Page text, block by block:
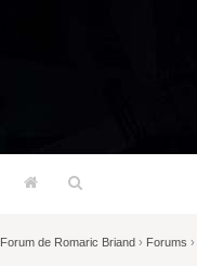
Forum de Romaric Briand › Forums ›